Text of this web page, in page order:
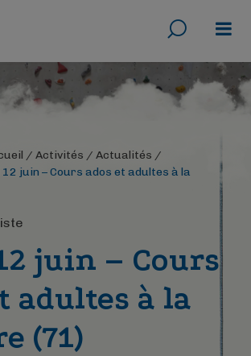
Rechercher Menu
/ Activités / Actualités /
12 juin – Cours ados et adultes à la
juin – Cours
adultes à la
(71)